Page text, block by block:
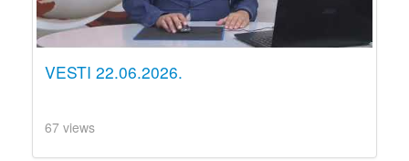
VESTI 22.06.2026.
67 views